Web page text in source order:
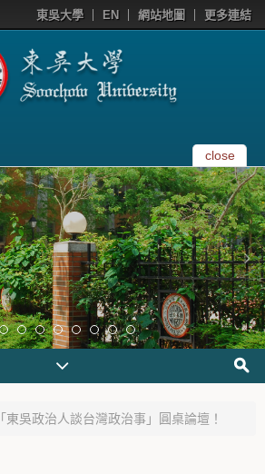
東吳大學 EN 網站地圖 更多連結
close
「東吳政治人談台灣政治事」圓桌論壇！